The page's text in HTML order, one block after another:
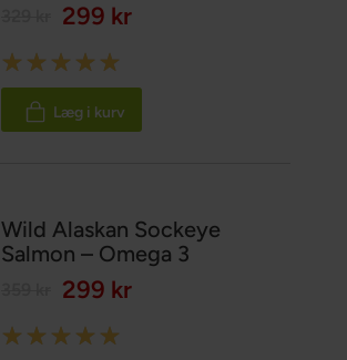
299 kr
Rating:
100%
Læg i kurv
Wild Alaskan Sockeye
Salmon – Omega 3
299 kr
Rating: